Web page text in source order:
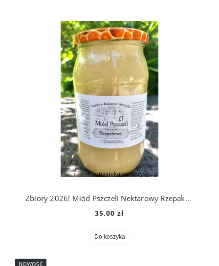
Zbiory 2026! Miód Pszczeli Nektarowy Rzepakowy 1,1 kg. Prosto Z Ula Do Słoika!
35,00 zł
Do koszyka
NOWOŚĆ